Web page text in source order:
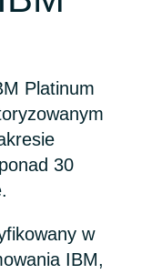
Platinum
30
w
IBM,